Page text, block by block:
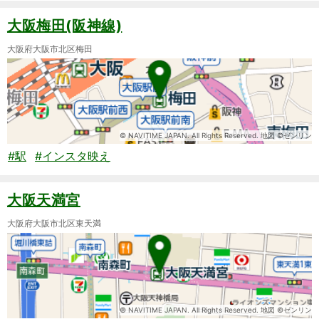
大阪梅田(阪神線)
大阪府大阪市北区梅田
© NAVITIME JAPAN. All Rights Reserved. 地図 ©ゼンリン
#駅 #インスタ映え
大阪天満宮
大阪府大阪市北区東天満
© NAVITIME JAPAN. All Rights Reserved. 地図 ©ゼンリン